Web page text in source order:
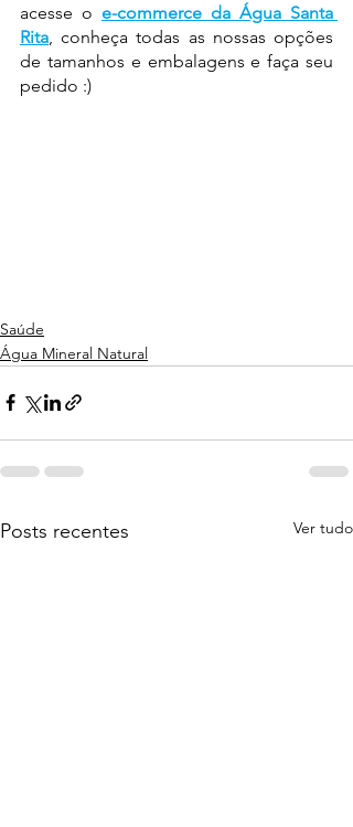
acesse o e-commerce da Água Santa
Rita , conheça todas as nossas opções
de tamanhos e embalagens e faça seu
pedido :)
Saúde
Água Mineral Natural
Posts recentes Ver tudo